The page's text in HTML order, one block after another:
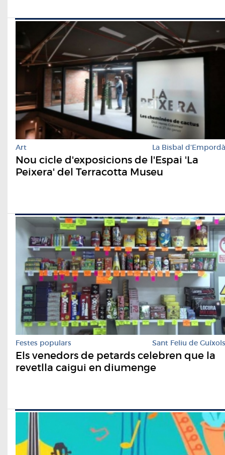
Art La Bisbal d'Empordà
Nou cicle d'exposicions de l'Espai 'La
Peixera' del Terracotta Museu
Festes populars Sant Feliu de Guíxols
Els venedors de petards celebren que la
revetlla caigui en diumenge